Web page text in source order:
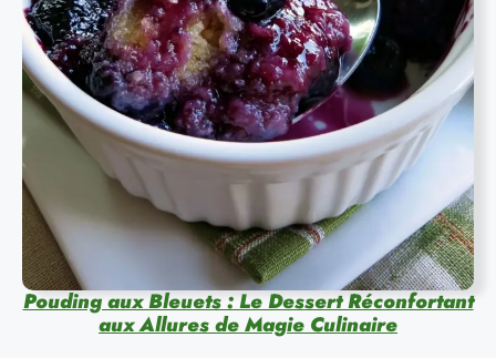
Pouding aux Bleuets : Le Dessert Réconfortant
aux Allures de Magie Culinaire